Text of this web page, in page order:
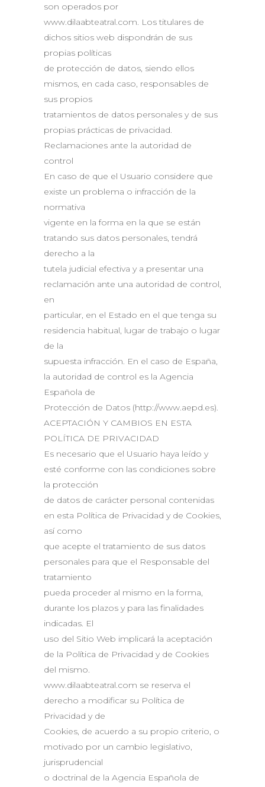
son operados por
www.dilaabteatral.com. Los titulares de
dichos sitios web dispondrán de sus
propias políticas
de protección de datos, siendo ellos
mismos, en cada caso, responsables de
sus propios
tratamientos de datos personales y de sus
propias prácticas de privacidad.
Reclamaciones ante la autoridad de
control
En caso de que el Usuario considere que
existe un problema o infracción de la
normativa
vigente en la forma en la que se están
tratando sus datos personales, tendrá
derecho a la
tutela judicial efectiva y a presentar una
reclamación ante una autoridad de control,
en
particular, en el Estado en el que tenga su
residencia habitual, lugar de trabajo o lugar
de la
supuesta infracción. En el caso de España,
la autoridad de control es la Agencia
Española de
Protección de Datos (http://www.aepd.es).
ACEPTACIÓN Y CAMBIOS EN ESTA
POLÍTICA DE PRIVACIDAD
Es necesario que el Usuario haya leído y
esté conforme con las condiciones sobre
la protección
de datos de carácter personal contenidas
en esta Política de Privacidad y de Cookies,
así como
que acepte el tratamiento de sus datos
personales para que el Responsable del
tratamiento
pueda proceder al mismo en la forma,
durante los plazos y para las finalidades
indicadas. El
uso del Sitio Web implicará la aceptación
de la Política de Privacidad y de Cookies
del mismo.
www.dilaabteatral.com se reserva el
derecho a modificar su Política de
Privacidad y de
Cookies, de acuerdo a su propio criterio, o
motivado por un cambio legislativo,
jurisprudencial
o doctrinal de la Agencia Española de